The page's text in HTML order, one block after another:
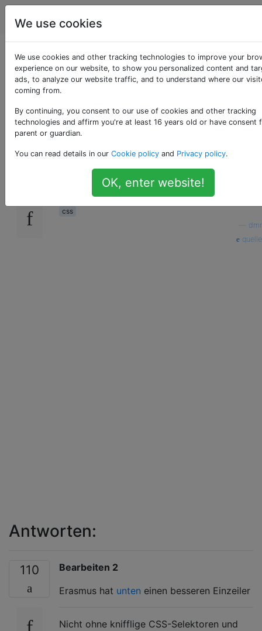
Programmierung
CSS: Nur Ränder
zwischen
Tabellenspalten
73
Gibt es eine Möglichkeit, mithilfe von CSS
Ränder in einer Tabelle nur zwischen Spalten
anzuzeigen (nicht an den Außenkanten)?
css
dmr
quelle
Antworten:
110
Bearbeiten 2
Erasmus hat unten einen besseren Einzeiler
Nicht ohne knifflige CSS-Selektoren und
We use cookies
We use cookies and other tracking technologies to improve your
experience on our website, to show you personalized content and
ads, to analyze our website traffic, and to understand where our
coming from.
By continuing, you consent to our use of cookies and other tracking
technologies and affirm you're at least 16 years old or have consent
parent or guardian.
You can read details in our Cookie policy and Privacy policy.
OK, enter website!